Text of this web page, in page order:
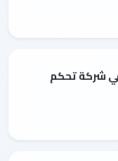
في شركة تحكم